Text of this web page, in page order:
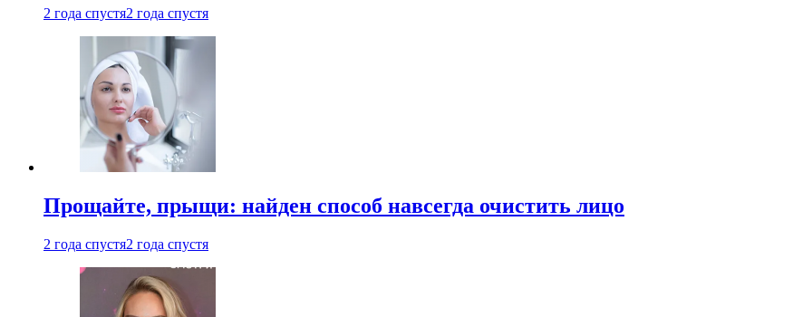
2 года спустя2 года спустя
Прощайте, прыщи: найден способ навсегда очистить лицо
2 года спустя2 года спустя